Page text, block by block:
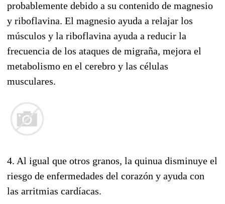
probablemente debido a su contenido de magnesio
y riboflavina. El magnesio ayuda a relajar los
músculos y la riboflavina ayuda a reducir la
frecuencia de los ataques de migraña, mejora el
metabolismo en el cerebro y las células
musculares.
4. Al igual que otros granos, la quinua disminuye el
riesgo de enfermedades del corazón y ayuda con
las arritmias cardíacas.